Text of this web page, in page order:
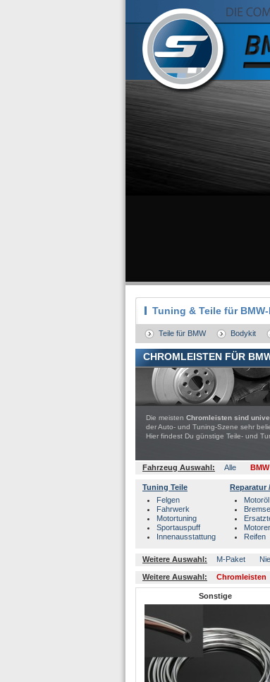
Tuning & Teile für
Teile für BMW Bodykit
CHROMLEISTEN FÜR
Die meisten Chromleisten sind
der Auto- und Tuning-Szene sehr
Hier findest Du günstige Teile- und
Fahrzeug Auswahl: Alle
Tuning Teile
Felgen
Fahrwerk
Motortuning
Sportauspuff
Innenausstattung
Reparatur
Motoröl
Bremse
Reifen
Weitere Auswahl: M-Paket
Weitere Auswahl: Chromleisten
Sonstige